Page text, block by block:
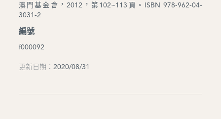
澳門基金會，2012，第102~113頁。ISBN 978-962-04-
3031-2
編號
f000092
更新日期：2020/08/31